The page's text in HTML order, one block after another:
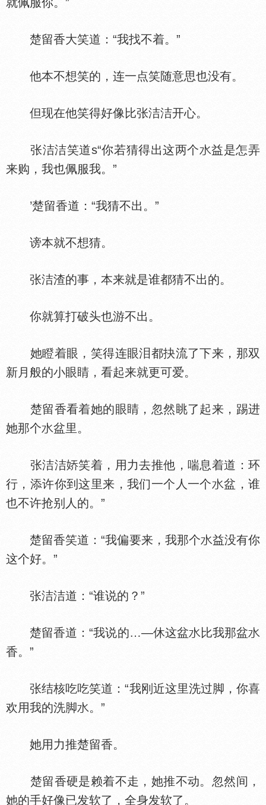
楚留香大笑道：“我找不着。”
他本不想笑的，连一点笑随意思也没有。
但现在他笑得好像比张洁洁开心。
张洁洁笑道s“你若猜得出这两个
益是怎弄
来购，我也佩服我。”
’楚留香道：“我猜不出。”
谤本就不想猜。
张洁渣的事，本来就是谁都猜不出的。
你就算打破头也游不出。
她瞪着眼，笑得连眼泪都抉流了下来，那双
新月般的小眼睛，看起来就更可爱。
楚留香看着她的眼睛，忽然眺了起来，踢进
她那个
盆里。
张洁洁
笑着，用力去推他，喘息着道：环
行，添许你到这里来，我们一个人一个
盆，谁
也不许抢别人的。”
楚留香笑道：“我偏要来，我那个
益没有你
这个好。”
张洁洁道：“谁说的？”
楚留香道：“我说的…—休这盆
比我那盆
香。”
张结核吃吃笑道：“我刚近这里洗过脚，你喜
欢用我的洗脚
。”
她用力推楚留香。
楚留香硬是赖着不走，她推不动。忽然间，
她的手好像已发软了，全身发软了。